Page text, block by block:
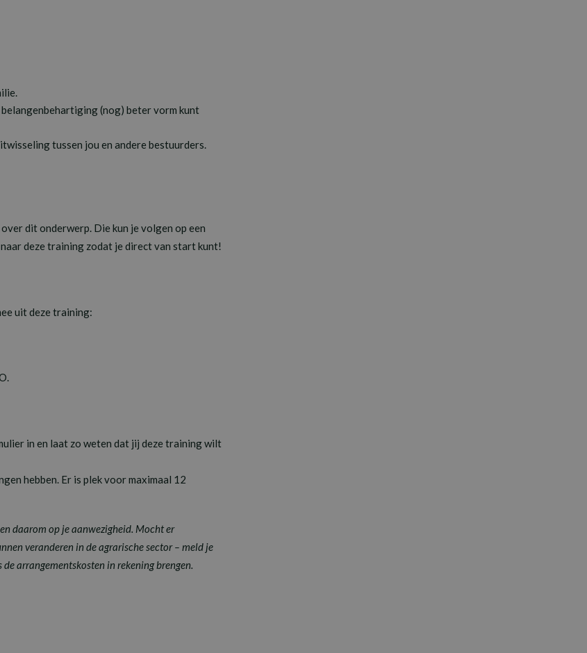
(nog) beter vorm kunt
tussen jou en andere bestuurders.
dit onderwerp. Die kun je volgen op een
deze training zodat je direct van start kunt!
uit deze training:
in en laat zo weten dat jij deze training wilt
hebben. Er is plek voor maximaal 12
daarom op je aanwezigheid. Mocht er
veranderen in de agrarische sector – meld je
arrangementskosten in rekening brengen.